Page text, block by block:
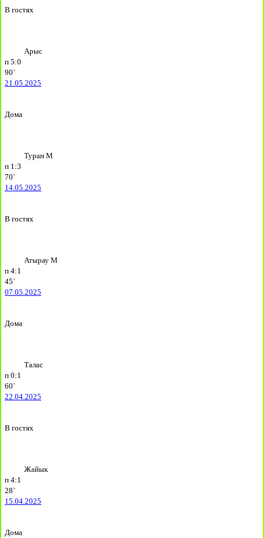
В гостях
Арыс
п 5:0
90`
21.05.2025
Дома
Туран М
п 1:3
70`
14.05.2025
В гостях
Атырау М
п 4:1
45`
07.05.2025
Дома
Талас
п 0:1
60`
22.04.2025
В гостях
Жайык
п 4:1
28`
15.04.2025
Дома